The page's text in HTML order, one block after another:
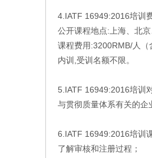
4.IATF 16949:2016培训
公开课程地点:上海、北
课程费用:3200RMB/人
内训,受训名额不限。
5.IATF 16949:2016培训
与贯彻质量体系有关的企
6.IATF 16949:2016培训
了解审核和注册过程；